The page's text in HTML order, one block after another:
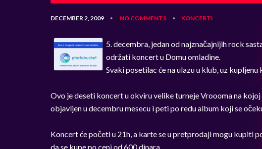
DECEMBER 2, 2009 • NO COMMENTS • KONCERTI
5. decembra, jedan od najznačajnijih rock
održati koncert u Domu omladine.
Svaki posetilac će na ulazu u klub, uz
Ovo je deseti koncert u okviru velike turneje Vroooma na
objavljen u decembru mesecu i peti po redu album koji se
Koncert će početi u 21h, a karte se u pretprodaji mogu kupiti
da se kupe po ceni od 600 dinara.